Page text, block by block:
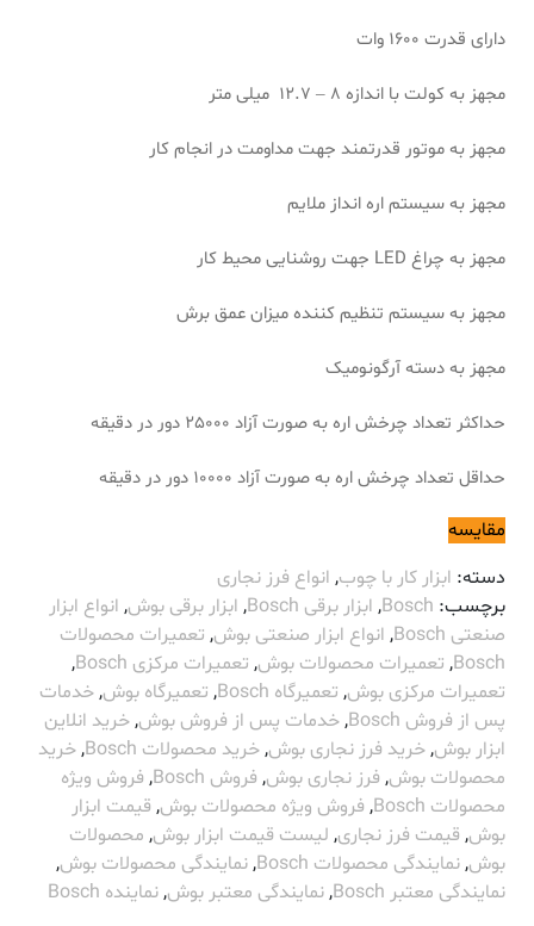
دارای قدرت 1600 وات
مجهز به کولت با اندازه 8 – 12.7 میلی متر
مجهز به موتور قدرتمند جهت مداومت در انجام کار
مجهز به سیستم اره انداز ملایم
مجهز به چراغ LED جهت روشنایی محیط کار
مجهز به سیستم تنظیم کننده میزان عمق برش
مجهز به دسته آرگونومیک
حداکثر تعداد چرخش اره به صورت آزاد 25000 دور در دقیقه
حداقل تعداد چرخش اره به صورت آزاد 10000 دور در دقیقه
مقایسه
دسته: ابزار کار با چوب, انواع فرز نجاری
برچسب: Bosch
, ابزار برقی Bosch , ابزار برقی بوش, انواع ابزار
صنعتی Bosch
, انواع ابزار صنعتی بوش, تعمیرات محصولات
Bosch
, تعمیرات محصولات بوش, تعمیرات مرکزی Bosch
,
تعمیرات مرکزی بوش, تعمیرگاه Bosch , تعمیرگاه بوش,خدمات
پس از فروش Bosch
,خدمات پس از فروش بوش,خرید انلاین
ابزار بوش,خرید فرز نجاری بوش,خرید محصولات Bosch ,خرید
محصولات بوش, فرز نجاری بوش, فروش Bosch , فروش ویژه
محصولات Bosch
, فروش ویژه محصولات بوش, قیمت ابزار
بوش, قیمت فرز نجاری, لیست قیمت ابزار بوش, محصولات
بوش,نمایندگی محصولات Bosch ,نمایندگی محصولات بوش,
نمایندگی معتبر Bosch
,نمایندگی معتبر بوش,نماینده Bosch